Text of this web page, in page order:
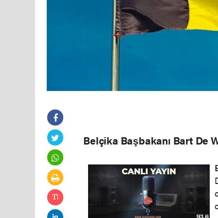
Belçika Başbakanı Bart De